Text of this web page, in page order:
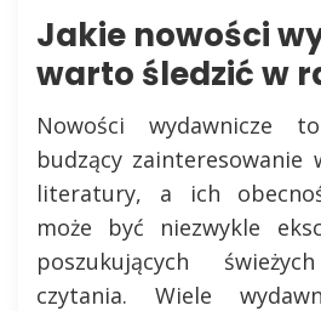
Jakie nowości
warto śledzić w
Nowości wydawnicze
budzący zainteresowanie
literatury, a ich
może być niezwykle
poszukujących
czytania. Wiele